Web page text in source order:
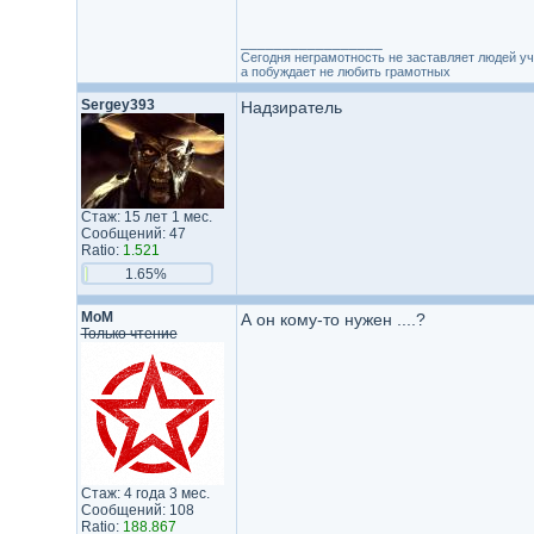
Сегодня неграмотность не заставляет людей
а побуждает не любить грамотных
Sergey393
Стаж: 15 лет 1 мес.
Сообщений: 47
Ratio: 1.521
1.65%
Надзиратель
MoM
Только чтение
Стаж: 4 года 3 мес.
Сообщений: 108
Ratio: 188.867
А он кому-то нужен ....?